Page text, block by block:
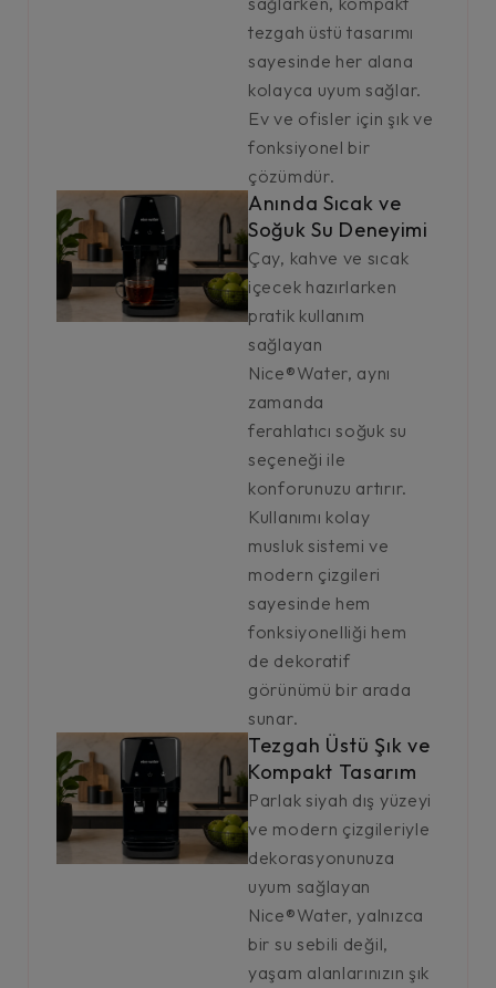
tezgah üstü tasarımı
sayesinde her alana
kolayca uyum sağlar.
Ev ve ofisler için şık ve
fonksiyonel bir
çözümdür.
Anında Sıcak ve
Soğuk Su Deneyimi
Çay, kahve ve sıcak
içecek hazırlarken
pratik kullanım
sağlayan
Nice®Water, aynı
zamanda
ferahlatıcı soğuk su
seçeneği ile
konforunuzu artırır.
Kullanımı kolay
musluk sistemi ve
modern çizgileri
sayesinde hem
fonksiyonelliği hem
de dekoratif
görünümü bir arada
sunar.
Tezgah Üstü Şık ve
Kompakt Tasarım
Parlak siyah dış yüzeyi
ve modern çizgileriyle
dekorasyonunuza
uyum sağlayan
Nice®Water, yalnızca
bir su sebili değil,
yaşam alanlarınızın şık